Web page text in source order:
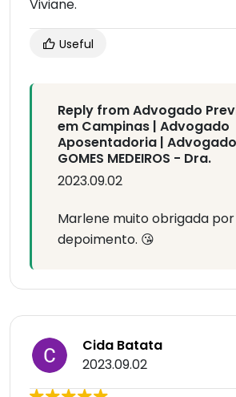
Viviane.
Useful
Reply from Advogado
em Campinas | Advogado
Aposentadoria | Advogado
GOMES MEDEIROS - Dra.
2023.09.02
Marlene muito obrigada por
depoimento. 😘
Cida Batata
2023.09.02